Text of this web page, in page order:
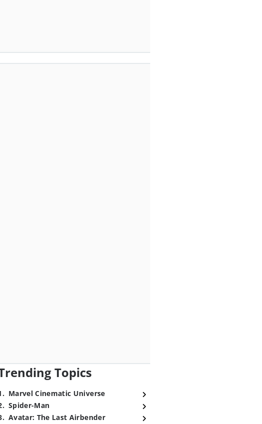
Topics
. Marvel Cinematic Universe
. Spider-Man
. Avatar: The Last Airbender